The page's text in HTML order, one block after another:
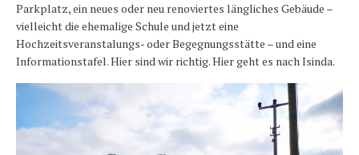
Parkplatz, ein neues oder neu renoviertes längliches Gebäude –
vielleicht die ehemalige Schule und jetzt eine
Hochzeitsveranstalungs- oder Begegnungsstätte – und eine
Informationstafel. Hier sind wir richtig. Hier geht es nach Isinda.